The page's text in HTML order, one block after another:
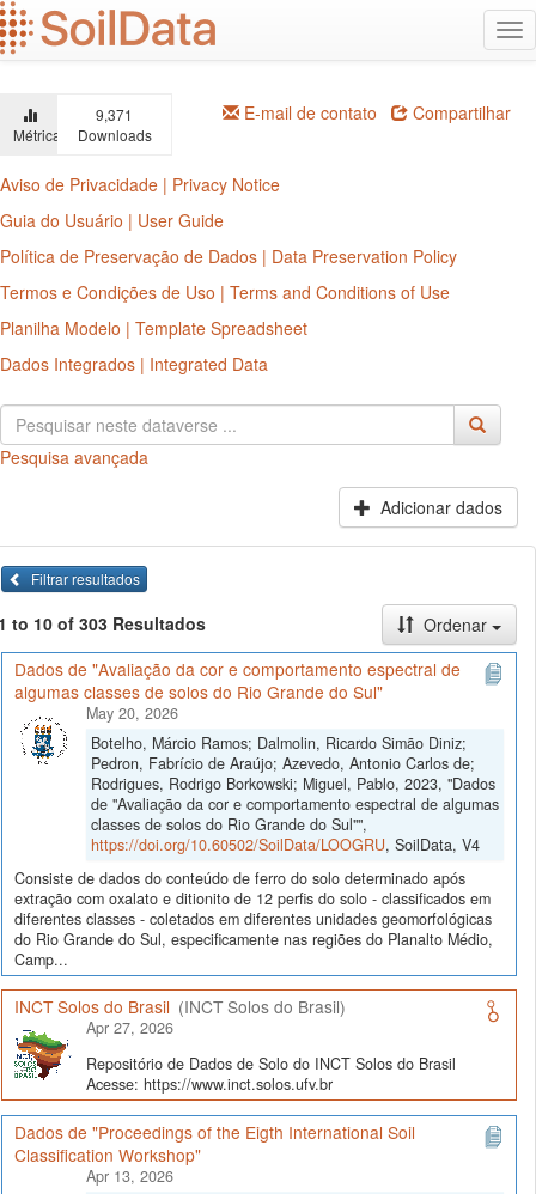
Ir
para
o
principal
Métricas
9,371
Downloads
E-mail de contato Compartilhar
Aviso de Privacidade | Privacy Notice
Guia do Usuário | User Guide
Política de Preservação de Dados | Data Preservation Policy
Termos e Condições de Uso | Terms and Conditions of Use
Planilha Modelo | Template Spreadsheet
Dados Integrados | Integrated Data
Pesquisa avançada
Adicionar dados
Filtrar resultados
to 10 of 303 Resultados
Ordenar
Dados de "Avaliação da cor e comportamento espectral de
algumas classes de solos do Rio Grande do Sul"
May 20, 2026
Botelho, Márcio Ramos; Dalmolin, Ricardo Simão Diniz;
Pedron, Fabrício de Araújo; Azevedo, Antonio Carlos de;
Rodrigues, Rodrigo Borkowski; Miguel, Pablo, 2023, "Dados
de "Avaliação da cor e comportamento espectral de algumas
classes de solos do Rio Grande do Sul"",
https://doi.org/10.60502/SoilData/LOOGRU, SoilData, V4
Consiste de dados do conteúdo de ferro do solo determinado após
extração com oxalato e ditionito de 12 perfis do solo - classificados em
diferentes classes - coletados em diferentes unidades geomorfológicas
do Rio Grande do Sul, especificamente nas regiões do Planalto Médio,
Camp...
INCT Solos do Brasil (INCT Solos do Brasil)
Apr 27, 2026
Repositório de Dados de Solo do INCT Solos do Brasil
Acesse: https://www.inct.solos.ufv.br
Dados de "Proceedings of the Eigth International Soil
Classification Workshop"
Apr 13, 2026